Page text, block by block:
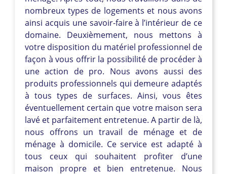
nombreux types de logements et nous avons
ainsi acquis une savoir-faire à l’intérieur de ce
domaine. Deuxièmement, nous mettons à
votre disposition du matériel professionnel de
façon à vous offrir la possibilité de procéder à
une action de pro. Nous avons aussi des
produits professionnels qui demeure adaptés
à tous types de surfaces. Ainsi, vous êtes
éventuellement certain que votre maison sera
lavé et parfaitement entretenue. A partir de là,
nous offrons un travail de ménage et de
ménage à domicile. Ce service est adapté à
tous ceux qui souhaitent profiter d’une
maison propre et bien entretenue. Nous